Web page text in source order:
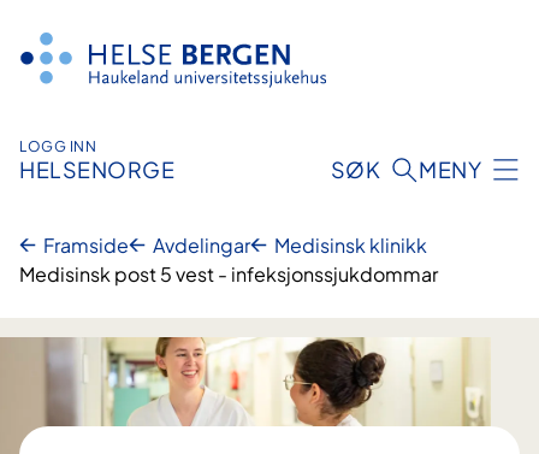
innhald
LOGG INN
HELSENORGE SØK MENY
Framside Avdelingar
Medisinsk klinikk
Medisinsk post 5 vest - infeksjons­sjukdommar